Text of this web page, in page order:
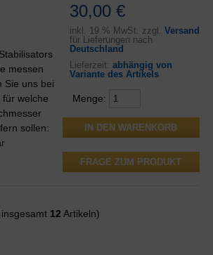
30,00 €
inkl. 19 % MwSt. zzgl. Versand
für Lieferungen nach
Deutschland
Lieferzeit: abhängig von
Variante des Artikels
Menge:
FRAGE ZUM PRODUKT
messen
Sie uns bei
welche
sollen:
12 Artikeln)